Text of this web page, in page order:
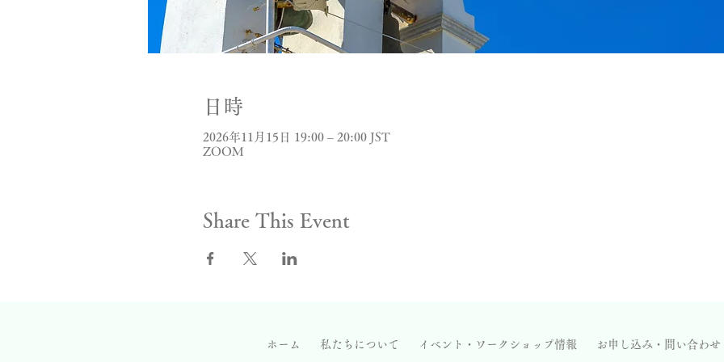
日時
2026年11月15日 19:00 – 20:00 JST
ZOOM
Share This Event
ホーム 私たちについて イベント・ワークショップ情報 お申し込み・問い合わせ